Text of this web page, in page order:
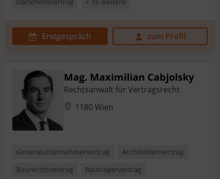
Erstgespräch zum Profil
Mag. Maximilian Cabjolsky
Rechtsanwalt für Vertragsrecht
1180 Wien
Generalunternehmervertrag
Architektenvertrag
Baurechtsvertrag
Bauträgervertrag